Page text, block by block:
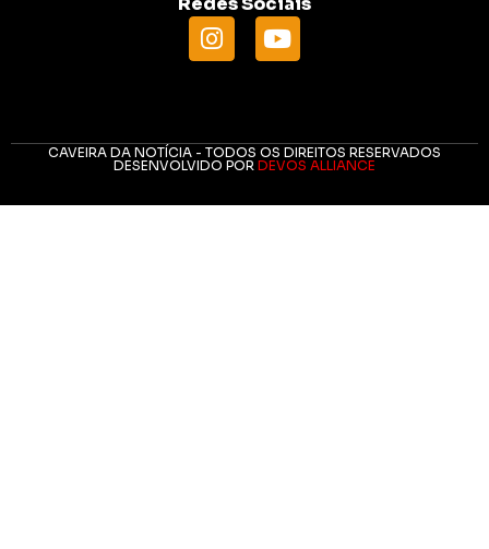
CAVEIRA DA NOTÍCIA - TODOS OS DIREITOS RESERVADOS
DESENVOLVIDO POR DEVOS ALLIANCE